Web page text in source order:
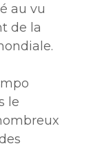
au vu
de la
le